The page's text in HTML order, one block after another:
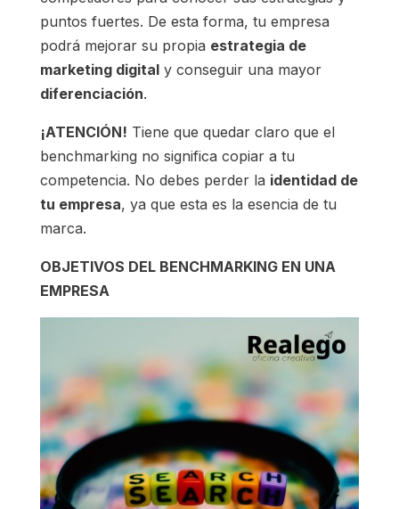
puntos fuertes. De esta forma, tu empresa
podrá mejorar su propia estrategia de
marketing digitaly conseguir una mayor
diferenciación.
¡ATENCIÓN! Tiene que quedar claro que el
benchmarking no significa copiar a tu
competencia. No debes perder la identidad de
tu empresa, ya que esta es la esencia de tu
marca.
OBJETIVOS DEL BENCHMARKING EN UNA
EMPRESA